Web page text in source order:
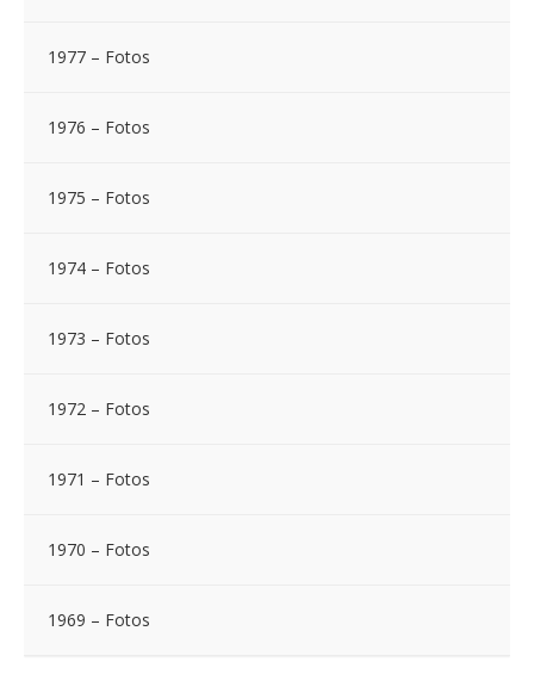
1977 – Fotos
1976 – Fotos
1975 – Fotos
1974 – Fotos
1973 – Fotos
1972 – Fotos
1971 – Fotos
1970 – Fotos
1969 – Fotos